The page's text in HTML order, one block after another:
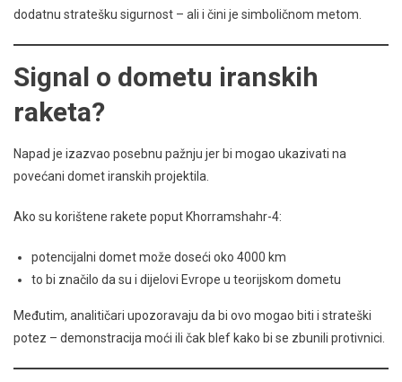
dodatnu stratešku sigurnost – ali i čini je simboličnom metom.
Signal o dometu iranskih
raketa?
Napad je izazvao posebnu pažnju jer bi mogao ukazivati na
povećani domet iranskih projektila.
Ako su korištene rakete poput Khorramshahr-4:
potencijalni domet može doseći oko 4000 km
to bi značilo da su i dijelovi Evrope u teorijskom dometu
Međutim, analitičari upozoravaju da bi ovo mogao biti i strateški
potez – demonstracija moći ili čak blef kako bi se zbunili protivnici.